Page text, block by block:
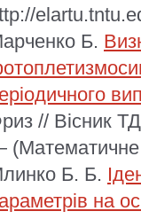
Б.
// Вісник
(Математичне
Б. Б.
на